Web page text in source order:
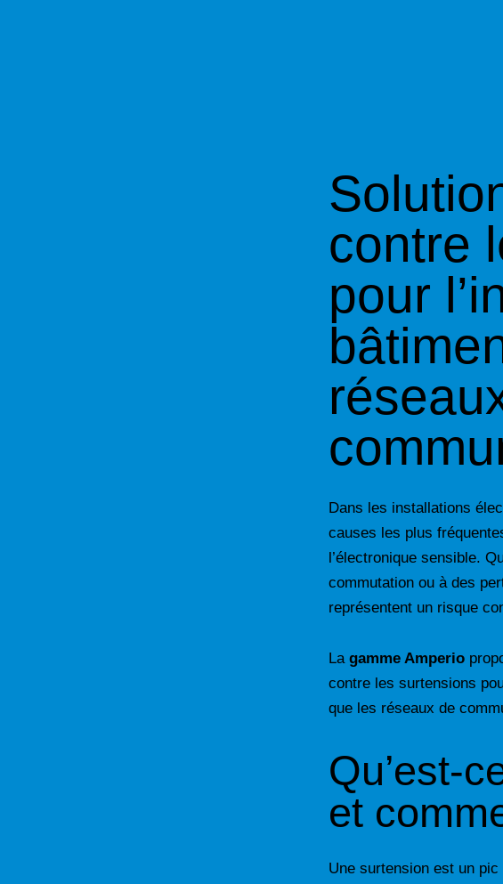
contre
pour
Dans les installations
causes les plus
l’électronique sensible.
commutation ou à des
représentent un risque
Lagamme Amperio
contre les surtensions
que les réseaux de
Qu’est-
et
Une surtension est un